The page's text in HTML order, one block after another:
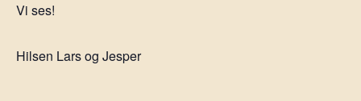
Vi ses!
Hilsen Lars og Jesper